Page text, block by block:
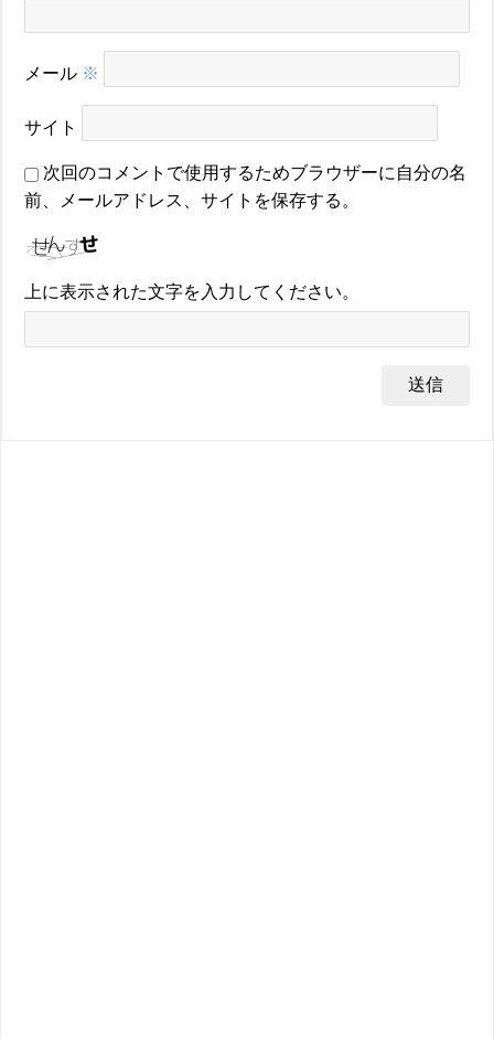
メール ※
サイト
次回のコメントで使用するためブラウザーに自分の名
前、メールアドレス、サイトを保存する。
上に表示された文字を入力してください。